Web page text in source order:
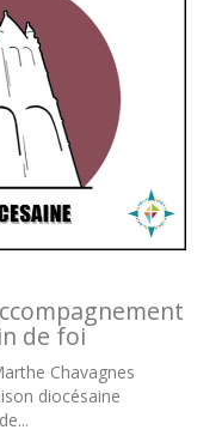
de foi
Chavagnes
diocésaine